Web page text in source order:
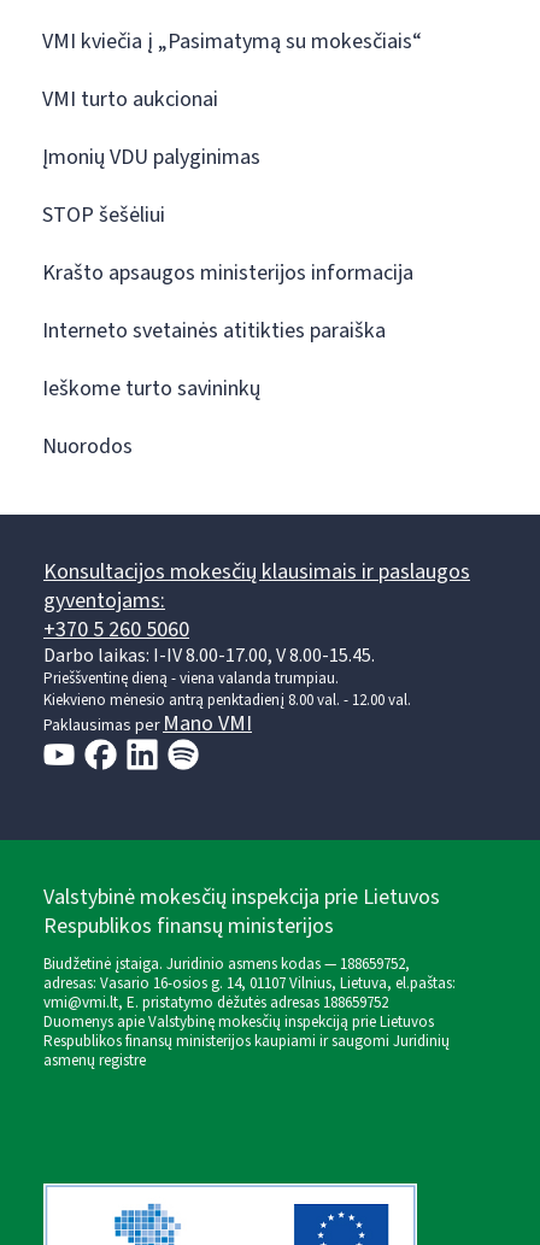
VMI kviečia į „Pasimatymą su mokesčiais“
VMI turto aukcionai
Įmonių VDU palyginimas
STOP šešėliui
Krašto apsaugos ministerijos informacija
Interneto svetainės atitikties paraiška
Ieškome turto savininkų
Nuorodos
Konsultacijos mokesčių klausimais ir paslaugos
gyventojams:
+370 5 260 5060
Darbo laikas: I-IV 8.00-17.00, V 8.00-15.45.
Prieššventinę dieną - viena valanda trumpiau.
Kiekvieno mėnesio antrą penktadienį 8.00 val. - 12.00 val.
Paklausimas perMano VMI
Valstybinė mokesčių inspekcija prie Lietuvos
Respublikos finansų ministerijos
Biudžetinė įstaiga. Juridinio asmens kodas — 188659752,
adresas: Vasario 16-osios g. 14, 01107 Vilnius, Lietuva, el.paštas:
vmi@vmi.lt, E. pristatymo dėžutės adresas 188659752
Duomenys apie Valstybinę mokesčių inspekciją prie Lietuvos
Respublikos finansų ministerijos kaupiami ir saugomi Juridinių
asmenų registre